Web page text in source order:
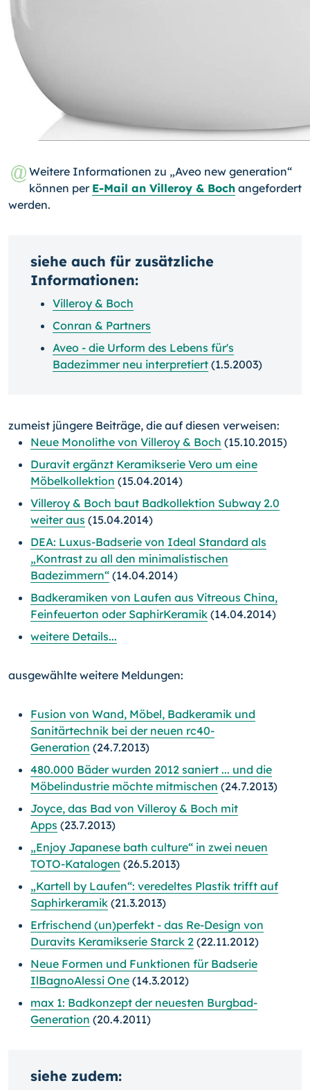
Weitere Informationen zu „Aveo new generation“
können per E-Mail an Villeroy & Boch angefordert
werden.
siehe auch für zusätzliche
Informationen:
Villeroy & Boch
Conran & Partners
Aveo - die Urform des Lebens für's
Badezimmer neu interpretiert (1.5.2003)
zumeist jüngere Beiträge, die auf diesen verweisen:
Neue Monolithe von Villeroy & Boch (15.10.2015)
Duravit ergänzt Keramikserie Vero um eine
Möbelkollektion (15.04.2014)
Villeroy & Boch baut Badkollektion Subway 2.0
weiter aus (15.04.2014)
DEA: Luxus-Badserie von Ideal Standard als
„Kontrast zu all den minimalistischen
Badezimmern“ (14.04.2014)
Badkeramiken von Laufen aus Vitreous China,
Feinfeuerton oder SaphirKeramik (14.04.2014)
weitere Details...
ausgewählte weitere Meldungen:
Fusion von Wand, Möbel, Badkeramik und
Sanitärtechnik bei der neuen rc40-
Generation (24.7.2013)
480.000 Bäder wurden 2012 saniert ... und die
Möbelindustrie möchte mitmischen (24.7.2013)
Joyce, das Bad von Villeroy & Boch mit
Apps (23.7.2013)
„Enjoy Japanese bath culture“ in zwei neuen
TOTO-Katalo­gen (26.5.2013)
„Kartell by Laufen“: veredeltes Plastik trifft auf
Saphirkeramik (21.3.2013)
Erfrischend (un)perfekt - das Re-Design von
Duravits Keramikserie Starck 2 (22.11.2012)
Neue Formen und Funktionen für Badserie
IlBagnoAlessi One (14.3.2012)
max 1: Badkonzept der neuesten Burgbad-
Generation (20.4.2011)
siehe zudem: